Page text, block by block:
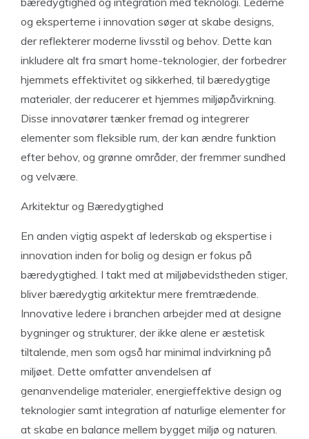
og eksperterne i innovation søger at skabe designs,
der reflekterer moderne livsstil og behov. Dette kan
inkludere alt fra smart home-teknologier, der forbedrer
hjemmets effektivitet og sikkerhed, til bæredygtige
materialer, der reducerer et hjemmes miljøpåvirkning.
Disse innovatører tænker fremad og integrerer
elementer som fleksible rum, der kan ændre funktion
efter behov, og grønne områder, der fremmer sundhed
og velvære.
Arkitektur og Bæredygtighed
En anden vigtig aspekt af lederskab og ekspertise i
innovation inden for bolig og design er fokus på
bæredygtighed. I takt med at miljøbevidstheden stiger,
bliver bæredygtig arkitektur mere fremtrædende.
Innovative ledere i branchen arbejder med at designe
bygninger og strukturer, der ikke alene er æstetisk
tiltalende, men som også har minimal indvirkning på
miljøet. Dette omfatter anvendelsen af
genanvendelige materialer, energieffektive design og
teknologier samt integration af naturlige elementer for
at skabe en balance mellem bygget miljø og naturen.